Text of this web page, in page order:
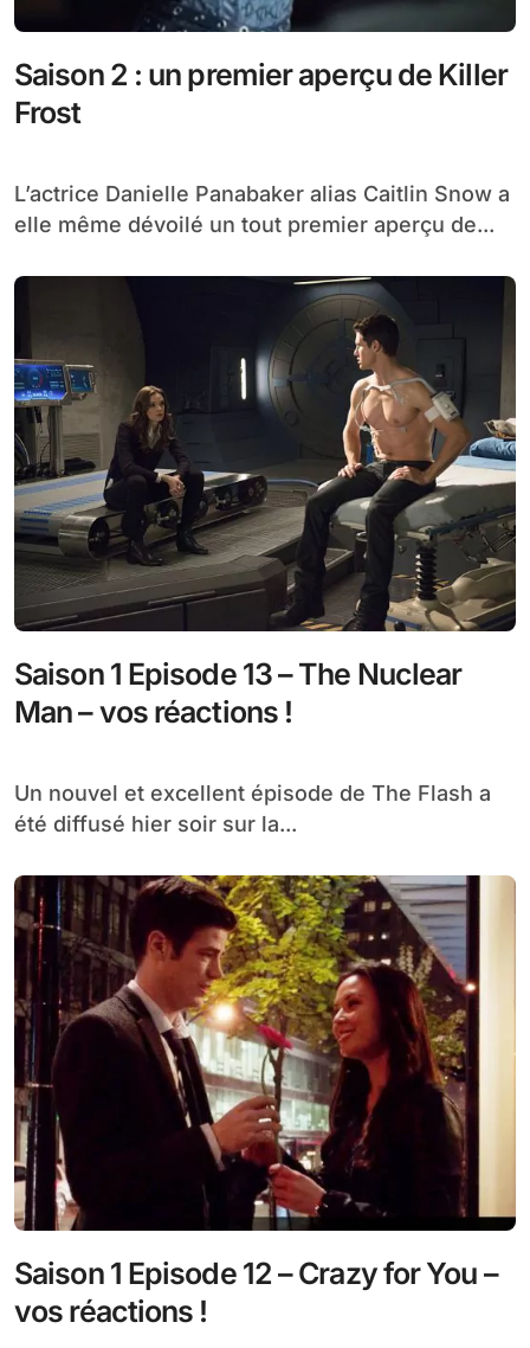
Saison 2 : un premier aperçu de Killer
Frost
L’actrice Danielle Panabaker alias Caitlin Snow a
elle même dévoilé un tout premier aperçu de...
Saison 1 Episode 13 – The Nuclear
Man – vos réactions !
Un nouvel et excellent épisode de The Flash a
été diffusé hier soir sur la...
Saison 1 Episode 12 – Crazy for You –
vos réactions !